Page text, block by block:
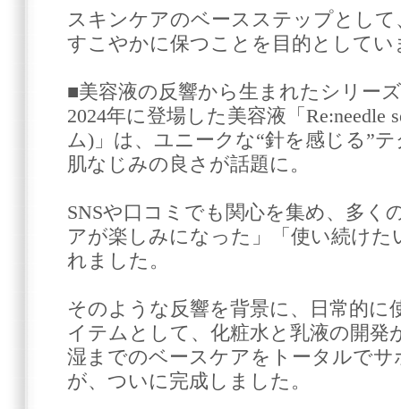
スキンケアのベースステップとし
すこやかに保つことを目的としてい
■美容液の反響から生まれたシリー
2024年に登場した美容液「
ム)」は、ユニークな“針を感じる”
肌なじみの良さが話題に。
SNSや口コミでも関心を集め、多く
アが楽しみになった」「使い続け
れました。
そのような反響を背景に、日常的
イテムとして、化粧水と乳液の開発
湿までのベースケアをトータルで
が、ついに完成しました。